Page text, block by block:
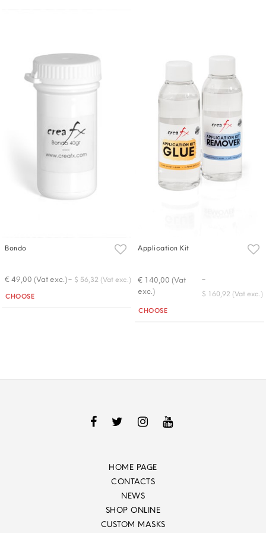
Bondo
€ 49,00 (Vat exc.)- $ 56,32 (Vat exc.)
Quantity
CHOOSE
Application Kit
€ 140,00 (Vat
exc.)
-
$ 160,92 (Vat exc.)
Quantity
CHOOSE
HOME PAGE
CONTACTS
NEWS
SHOP ONLINE
CUSTOM MASKS